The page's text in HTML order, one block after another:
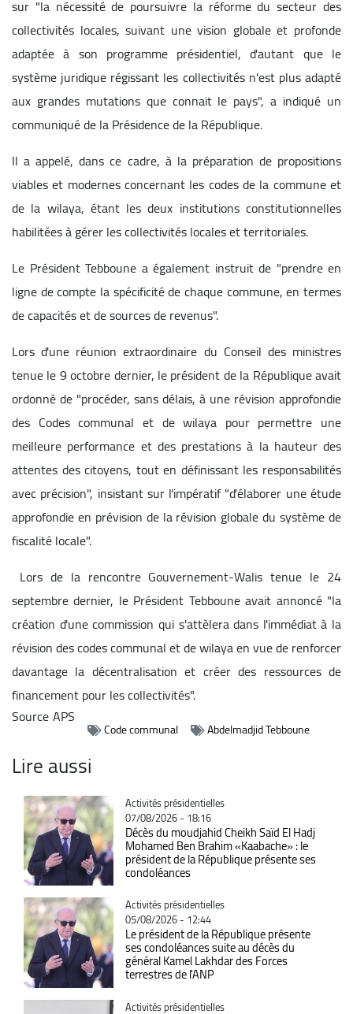
sur "la nécessité de poursuivre la réforme du secteur des
collectivités locales, suivant une vision globale et profonde
adaptée à son programme présidentiel, d'autant que le
système juridique régissant les collectivités n'est plus adapté
aux grandes mutations que connait le pays", a indiqué un
communiqué de la Présidence de la République.
Il a appelé, dans ce cadre, à la préparation de propositions
viables et modernes concernant les codes de la commune et
de la wilaya, étant les deux institutions constitutionnelles
habilitées à gérer les collectivités locales et territoriales.
Le Président Tebboune a également instruit de "prendre en
ligne de compte la spécificité de chaque commune, en termes
de capacités et de sources de revenus".
Lors d'une réunion extraordinaire du Conseil des ministres
tenue le 9 octobre dernier, le président de la République avait
ordonné de "procéder, sans délais, à une révision approfondie
des Codes communal et de wilaya pour permettre une
meilleure performance et des prestations à la hauteur des
attentes des citoyens, tout en définissant les responsabilités
avec précision", insistant sur l'impératif "d'élaborer une étude
approfondie en prévision de la révision globale du système de
fiscalité locale".
Lors de la rencontre Gouvernement-Walis tenue le 24
septembre dernier, le Président Tebboune avait annoncé "la
création d'une commission qui s'attèlera dans l'immédiat à la
révision des codes communal et de wilaya en vue de renforcer
davantage la décentralisation et créer des ressources de
financement pour les collectivités".
SourceAPS
Code communal Abdelmadjid Tebboune
Lire aussi
Catégorie
Activités présidentielles
07/08/2026 - 18:16
Décès du moudjahid Cheikh Saïd El Hadj
Mohamed Ben Brahim «Kaabache» : le
président de la République présente ses
condoléances
Catégorie
Activités présidentielles
05/08/2026 - 12:44
Le président de la République présente
ses condoléances suite au décès du
général Kamel Lakhdar des Forces
terrestres de l'ANP
Catégorie
Activités présidentielles